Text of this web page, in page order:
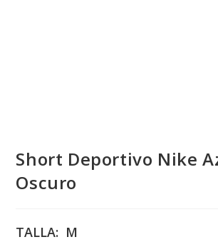
Short Deportivo Nike
Oscuro
TALLA: M